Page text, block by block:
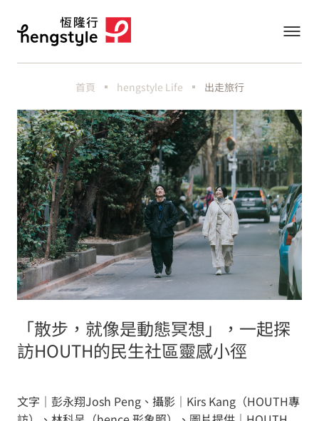
首頁 hengstyle Life 出走旅行
「散步，就像是動態冥想」，一起探
訪HOUTH的民生社區靈感小徑
文字｜彭永翔Josh Peng、攝影｜Kirs Kang（HOUTH專